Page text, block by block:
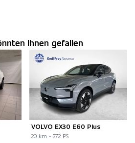
Ihnen gefallen
VOLVO EX30 E60 Plus
20 km - 272 PS